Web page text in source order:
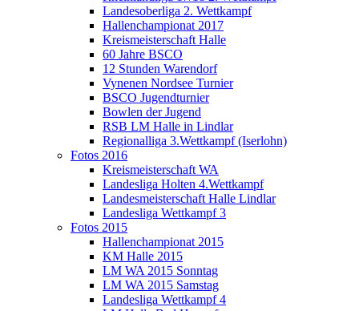
Landesoberliga 2. Wettkampf
Hallenchampionat 2017
Kreismeisterschaft Halle
60 Jahre BSCO
12 Stunden Warendorf
Vynenen Nordsee Turnier
BSCO Jugendturnier
Bowlen der Jugend
RSB LM Halle in Lindlar
Regionalliga 3.Wettkampf (Iserlohn)
Fotos 2016
Kreismeisterschaft WA
Landesliga Holten 4.Wettkampf
Landesmeisterschaft Halle Lindlar
Landesliga Wettkampf 3
Fotos 2015
Hallenchampionat 2015
KM Halle 2015
LM WA 2015 Sonntag
LM WA 2015 Samstag
Landesliga Wettkampf 4